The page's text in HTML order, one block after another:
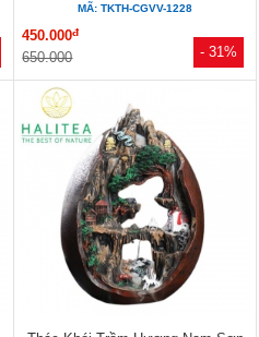
- 31%
MÃ: TKTH-CGVV-1228
450.000đ
650.000